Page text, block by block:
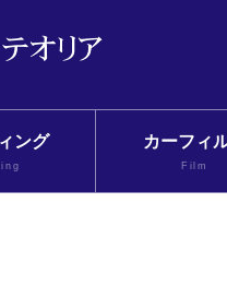
ング カーフィ
Film